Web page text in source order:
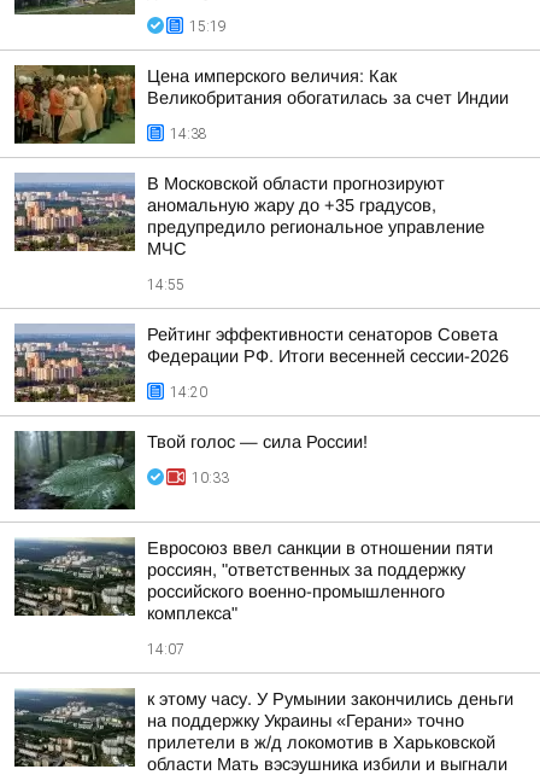
15:19
Цена имперского величия: Как
Великобритания обогатилась за счет Индии
14:38
В Московской области прогнозируют
аномальную жару до +35 градусов,
предупредило региональное управление
МЧС
14:55
Рейтинг эффективности сенаторов Совета
Федерации РФ. Итоги весенней сессии-2026
14:20
Твой голос — сила России!
10:33
Евросоюз ввел санкции в отношении пяти
россиян, "ответственных за поддержку
российского военно-промышленного
комплекса"
14:07
к этому часу. У Румынии закончились деньги
на поддержку Украины «Герани» точно
прилетели в ж/д локомотив в Харьковской
области Мать вэсэушника избили и выгнали